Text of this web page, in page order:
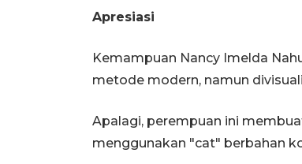
Apresiasi
Kemampuan Nancy Imelda
metode modern, namun
Apalagi, perempuan ini
menggunakan "cat" berbahan